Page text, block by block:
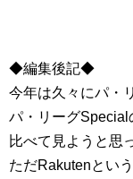
◆編集後記◆
今年は久々にパ・
パ・リーグSpecial
比べて見ようと思
ただRakutenとい